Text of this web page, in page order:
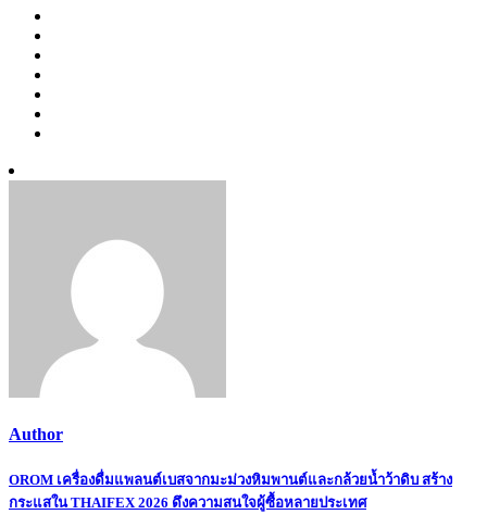
Author
Post
navigation
OROM เครื่องดื่มแพลนต์เบสจากมะม่วงหิมพานต์และกล้วยน้ำว้าดิบ สร้าง
กระแสใน THAIFEX 2026 ดึงความสนใจผู้ซื้อหลายประเทศ